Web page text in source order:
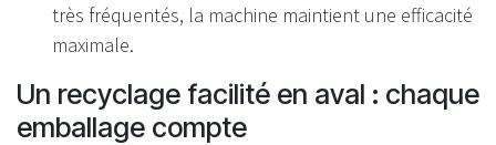
très fréquentés, la machine maintient une efficacité
maximale.
Un recyclage facilité en aval : chaque
emballage compte